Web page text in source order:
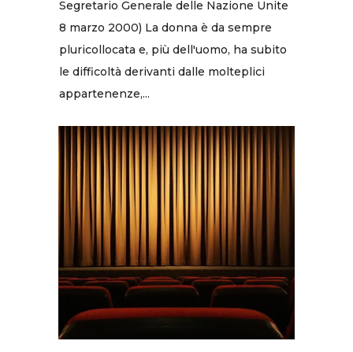
Segretario Generale delle Nazione Unite
8 marzo 2000) La donna è da sempre
pluricollocata e, più dell'uomo, ha subito
le difficoltà derivanti dalle molteplici
appartenenze,...